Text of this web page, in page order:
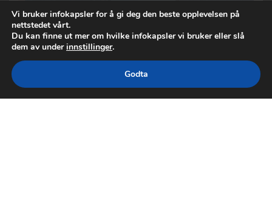
Vi bruker infokapsler for å gi deg den beste opplevelsen på
nettstedet vårt.
Du kan finne ut mer om hvilke infokapsler vi bruker eller slå
dem av underinnstillinger.
Godta